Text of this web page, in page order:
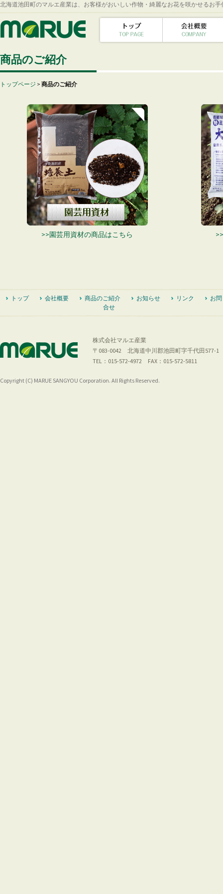
北海道池田町のマルエ産業は、お客様がおいしい作物・綺麗なお花を咲かせるお
商品のご紹介
トップページ > 商品のご紹介
>>園芸用資材の商品はこちら
トップ 会社概要 商品のご紹介 お知らせ リンク
お問
合せ
株式会社マルエ産業
〒083-0042 北海道中川郡池田町字千代田577-1
TEL：015-572-4972 FAX：015-572-5811
Copyright (C) MARUE SANGYOU Corporation. All Rights Reserved.